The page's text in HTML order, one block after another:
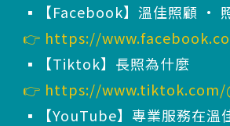
▪️【Facebook】溫佳照顧 ·
👉 https://
▪️【Tiktok】長照為什麼
👉 https://www.tiktok.com/
▪️【YouTube】專業服務在溫